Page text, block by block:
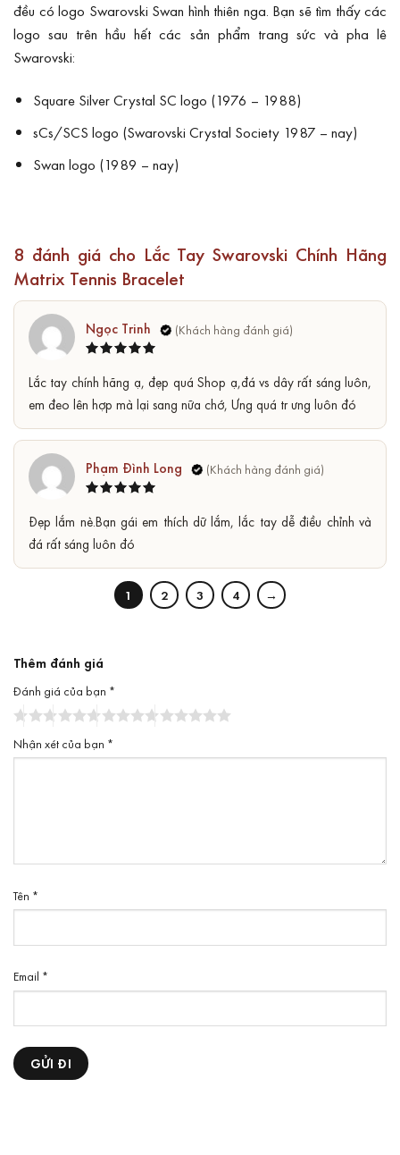
đều có logo Swarovski Swan hình thiên nga. Bạn sẽ tìm thấy các
logo sau trên hầu hết các sản phẩm trang sức và pha lê
Swarovski:
Square Silver Crystal SC logo (1976 – 1988)
sCs/SCS logo (Swarovski Crystal Society 1987 – nay)
Swan logo (1989 – nay)
8 đánh giá cho Lắc Tay Swarovski Chính Hãng
Matrix Tennis Bracelet
hạng5 5
Ngọc Trinh
Lắc tay chính hãng ạ, đẹp quá Shop ạ,đá vs dây rất sáng luôn,
em đeo lên hợp mà lại sang nữa chớ, Ưng quá tr ưng luôn đó
hạng55
sao
Phạm Đình Long
Đẹp lắm nè.Bạn gái em thích dữ lắm, lắc tay dễ điều chỉnh và
đá rất sáng luôn đó
1 2 3 4 →
Thêm đánh giá
Đánh giá của bạn *
Nhận xét của bạn *
Tên *
Email *